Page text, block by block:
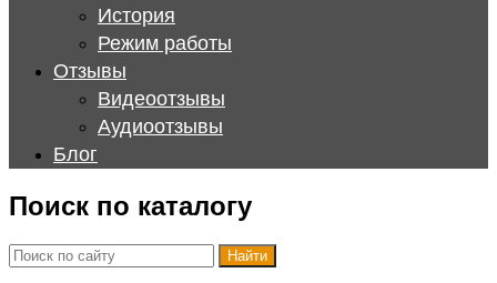
История
Режим работы
Отзывы
Видеоотзывы
Аудиоотзывы
Блог
Поиск по каталогу